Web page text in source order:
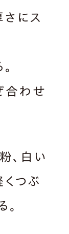
さにス
合わせ
、白い
くつぶ